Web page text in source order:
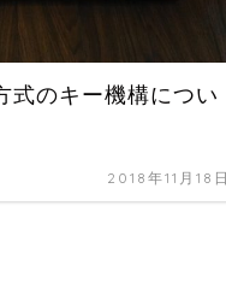
式のキー機構につい
2018年11月18